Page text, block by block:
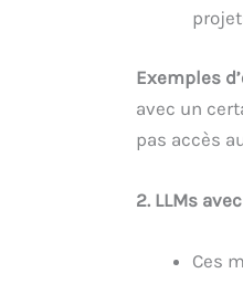
Exemples
avec un
pas accès
2. LLMs
Ces